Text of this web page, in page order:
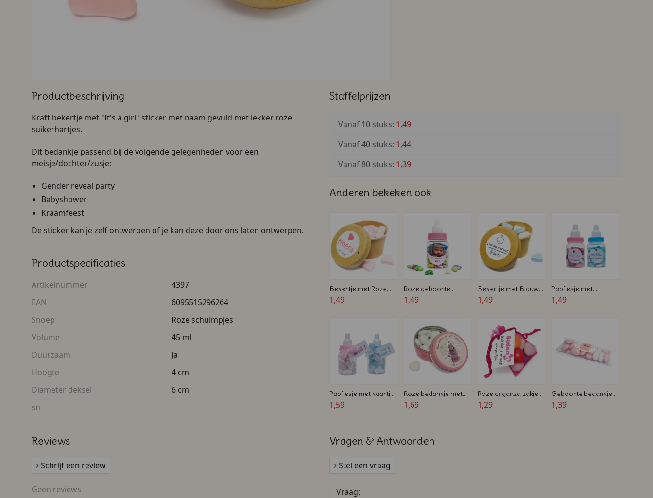
Productbeschrijving
Kraft bekertje met "It's a girl" sticker met naam gevuld met lekker roze
suikerhartjes.
Dit bedankje passend bij de volgende gelegenheden voor een
meisje/dochter/zusje:
Gender reveal party
Babyshower
Kraamfeest
De sticker kan je zelf ontwerpen of je kan deze door ons laten ontwerpen.
Productspecificaties
Artikelnummer
4397
EAN
6095515296264
Snoep
Roze schuimpjes
Volume
45 ml
Duurzaam
Ja
Hoogte
4 cm
Diameter deksel
6 cm
sn
Staffelprijzen
Vanaf 10 stuks: 1,49
Vanaf 40 stuks: 1,44
Vanaf 80 stuks: 1,39
Anderen bekeken ook
Bekertje met Roze
Snoep hartjes - 45 ml
1,49
Roze geboorte
papflesje met foto en
1,49
Bekertje met Blauwe
Snoep hartjes - 45 ml
1,49
Papflesje met
Chocolade Hartjes -
1,49
Papflesje met kaartje
en gevuld - wit - roze
1,59
Roze bedankje met
foto - Traktatie blikje -
1,69
Roze organza zakje
met snoep en kaartje
1,29
Geboorte bedankje
transparante tube
1,39
Reviews
Schrijf een review
Geen reviews
Vragen & Antwoorden
Stel een vraag
Vraag: